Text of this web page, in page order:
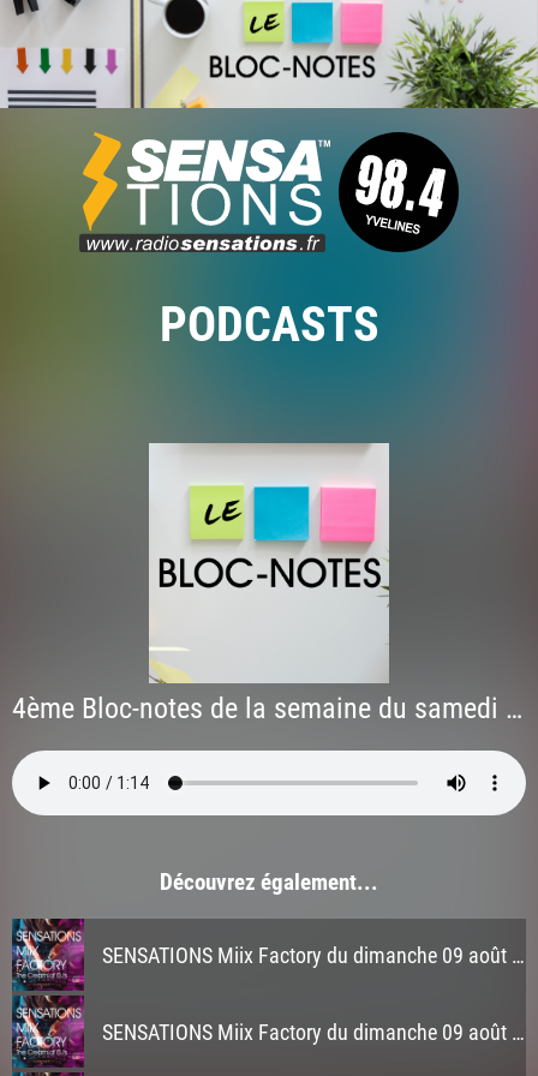
PODCASTS
4ème Bloc-notes de la semaine du samedi 30 mai 2026
Découvrez également...
SENSATIONS Miix Factory du dimanche 09 août 2026 à 3h
SENSATIONS Miix Factory du dimanche 09 août 2026 à 2h